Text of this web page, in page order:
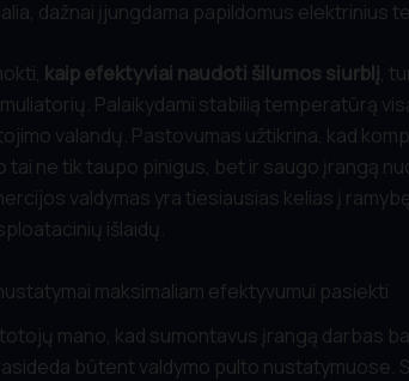
ar projektą
Drag and Drop (or)
dažnai įjungdama papildomus elektrinius
kaip efektyviai naudoti šilumos siurblį,
Palaikydami stabilią temperatūrą
valandų. Pastovumas užtikrina, kad
tai ne tik taupo pinigus, bet ir saugo įrangą
valdymas yra tiesiausias kelias į
išlaidų.
maksimaliam efektyvumui pasiekti
mano, kad sumontavus įrangą darbas
būtent valdymo pulto nustatymuose.